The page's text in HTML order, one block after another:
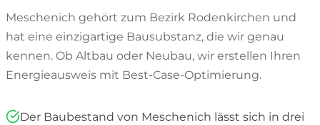
Meschenich gehört zum Bezirk Rodenkirchen und
hat eine einzigartige Bausubstanz, die wir genau
kennen. Ob Altbau oder Neubau, wir erstellen Ihren
Energieausweis mit Best-Case-Optimierung.
Der Baubestand von Meschenich lässt sich in drei